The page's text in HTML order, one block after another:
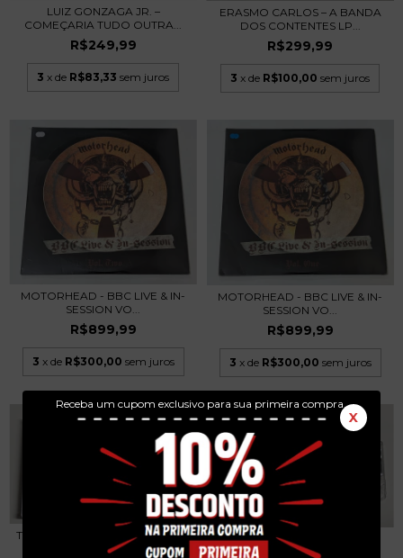
Receba um cupom exclusivo para sua primeira compra.
X
LUIZ GONZAGA JR. –
COMEÇARIA TUDO OUTRA...
R$249,99
3 x de R$83,33 sem juros
ERASMO CARLOS – A BANDA
DOS CONTENTES LP...
R$299,99
3 x de R$100,00 sem juros
MOTORHEAD - BBC LIVE & IN-
SESSION VO...
R$899,99
3 x de R$300,00 sem juros
MOTORHEAD - BBC LIVE & IN-
SESSION VO...
R$899,99
3 x de R$300,00 sem juros
TAURUS - TRAPPED IN LIES FITA
CASSETE 20...
DIRE STRAITS – ON EVERY
STREET FITA CASS...